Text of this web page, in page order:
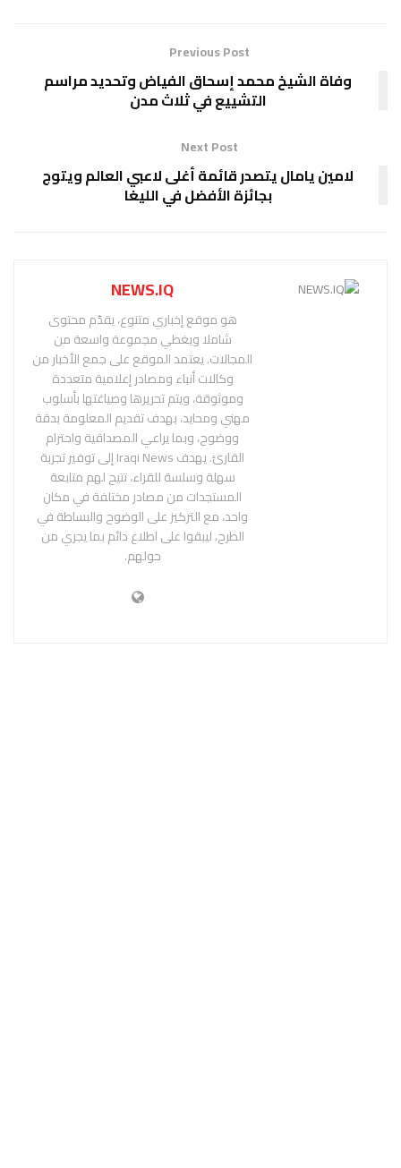
Previous Post
وفاة الشيخ محمد إسحاق الفياض وتحديد مراسم
التشييع في ثلاث مدن
Next Post
لامين يامال يتصدر قائمة أغلى لاعبي العالم ويتوج
بجائزة الأفضل في الليغا
NEWS.IQ
هو موقع إخباري متنوع، يقدّم محتوى
شاملا ويغطي مجموعة واسعة من
المجالات. يعتمد الموقع على جمع الأخبار من
وكالات أنباء ومصادر إعلامية متعددة
وموثوقة، ويتم تحريرها وصياغتها بأسلوب
مهني ومحايد، بهدف تقديم المعلومة بدقة
ووضوح، وبما يراعي المصداقية واحترام
القارئ. يهدف Iraqi News إلى توفير تجربة
سهلة وسلسة للقراء، تتيح لهم متابعة
المستجدات من مصادر مختلفة في مكان
واحد، مع التركيز على الوضوح والبساطة في
الطرح، ليبقوا على اطلاع دائم بما يجري من
حولهم.